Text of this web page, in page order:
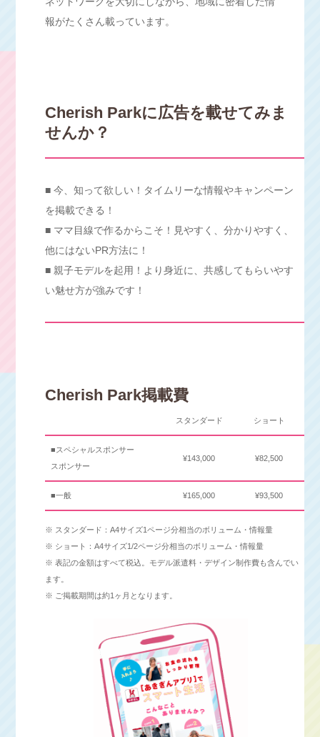
報がたくさん載っています。
Cherish Parkに広告を載せてみま
せんか？
■ 今、知って欲しい！タイムリーな情報やキャンペーン
を掲載できる！
■ ママ目線で作るからこそ！見やすく、分かりやすく、
他にはないPR方法に！
■ 親子モデルを起用！より身近に、共感してもらいやす
い魅せ方が強みです！
Cherish Park掲載費
スタンダード ショート
■スペシャルスポンサー
スポンサー
¥143,000 ¥82,500
■一般 ¥165,000 ¥93,500
※ スタンダード：A4サイズ1ページ分相当のボリューム・情報量
※ ショート：A4サイズ1/2ページ分相当のボリューム・情報量
※ 表記の金額はすべて税込。モデル派遣料・デザイン制作費も含んでい
ます。
※ ご掲載期間は約1ヶ月となります。